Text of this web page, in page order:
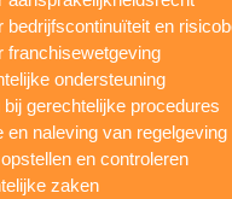
bedrijfscontinuïteit en
franchisewetgeving
ondersteuning
bij gerechtelijke procedures
en naleving van regelgeving
en controleren
zaken